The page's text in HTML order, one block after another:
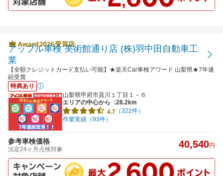
アップル車検 美術館通り店 (株)羽中田自動車工
業
【全額クレジットカード支払い可能】★楽天Car車検アワード 山梨県★7年連
続受賞
特典あり
山梨県甲府市貢川１丁目１－６
エリアの中心から
:28.2km
4.7 （322件）
作業実績（93件）
参考車検価格
法定24ヶ月点検対象 40,540円